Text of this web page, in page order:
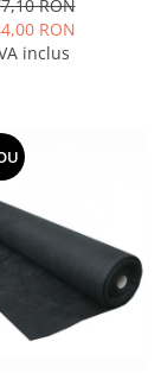
RON
RON
inclus